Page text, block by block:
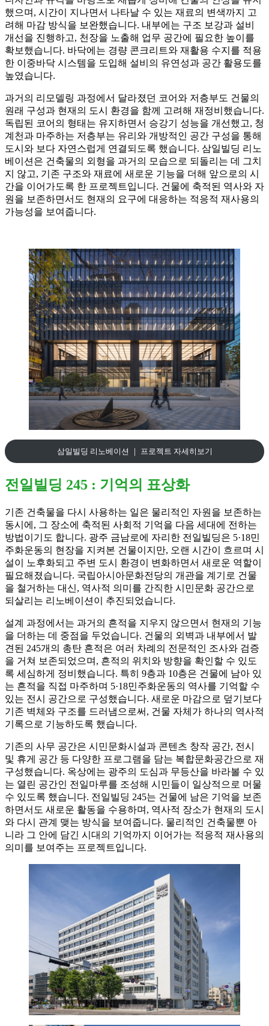
했으며, 시간이 지나면서 나타날 수 있는 재료의 변색까지 고
려해 마감 방식을 보완했습니다. 내부에는 구조 보강과 설비
개선을 진행하고, 천장을 노출해 업무 공간에 필요한 높이를
확보했습니다. 바닥에는 경량 콘크리트와 재활용 수지를 적용
한 이중바닥 시스템을 도입해 설비의 유연성과 공간 활용도를
높였습니다.
과거의 리모델링 과정에서 달라졌던 코어와 저층부도 건물의
원래 구성과 현재의 도시 환경을 함께 고려해 재정비했습니다.
독립된 코어의 형태는 유지하면서 승강기 성능을 개선했고, 청
계천과 마주하는 저층부는 유리와 개방적인 공간 구성을 통해
도시와 보다 자연스럽게 연결되도록 했습니다. 삼일빌딩 리노
베이션은 건축물의 외형을 과거의 모습으로 되돌리는 데 그치
지 않고, 기존 구조와 재료에 새로운 기능을 더해 앞으로의 시
간을 이어가도록 한 프로젝트입니다. 건물에 축적된 역사와 자
원을 보존하면서도 현재의 요구에 대응하는 적응적 재사용의
가능성을 보여줍니다.
삼일빌딩 리노베이션 ｜ 프로젝트 자세히보기
전일빌딩 245 : 기억의 표상화
기존 건축물을 다시 사용하는 일은 물리적인 자원을 보존하는
동시에, 그 장소에 축적된 사회적 기억을 다음 세대에 전하는
방법이기도 합니다. 광주 금남로에 자리한 전일빌딩은 5·18민
주화운동의 현장을 지켜본 건물이지만, 오랜 시간이 흐르며 시
설이 노후화되고 주변 도시 환경이 변화하면서 새로운 역할이
필요해졌습니다. 국립아시아문화전당의 개관을 계기로 건물
을 철거하는 대신, 역사적 의미를 간직한 시민문화 공간으로
되살리는 리노베이션이 추진되었습니다.
설계 과정에서는 과거의 흔적을 지우지 않으면서 현재의 기능
을 더하는 데 중점을 두었습니다. 건물의 외벽과 내부에서 발
견된 245개의 총탄 흔적은 여러 차례의 전문적인 조사와 검증
을 거쳐 보존되었으며, 흔적의 위치와 방향을 확인할 수 있도
록 세심하게 정비했습니다. 특히 9층과 10층은 건물에 남아 있
는 흔적을 직접 마주하며 5·18민주화운동의 역사를 기억할 수
있는 전시 공간으로 구성했습니다. 새로운 마감으로 덮기보다
기존 벽체와 구조를 드러냄으로써, 건물 자체가 하나의 역사적
기록으로 기능하도록 했습니다.
기존의 사무 공간은 시민문화시설과 콘텐츠 창작 공간, 전시
및 휴게 공간 등 다양한 프로그램을 담는 복합문화공간으로 재
구성했습니다. 옥상에는 광주의 도심과 무등산을 바라볼 수 있
는 열린 공간인 전일마루를 조성해 시민들이 일상적으로 머물
수 있도록 했습니다. 전일빌딩 245는 건물에 남은 기억을 보존
하면서도 새로운 활동을 수용하며, 역사적 장소가 현재의 도시
와 다시 관계 맺는 방식을 보여줍니다. 물리적인 건축물뿐 아
니라 그 안에 담긴 시대의 기억까지 이어가는 적응적 재사용의
의미를 보여주는 프로젝트입니다.